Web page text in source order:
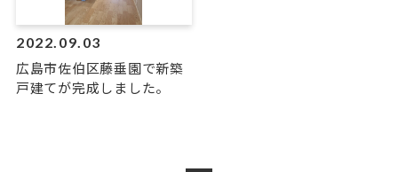
2022.09.03
広島市佐伯区藤垂園で新築
戸建てが完成しました。